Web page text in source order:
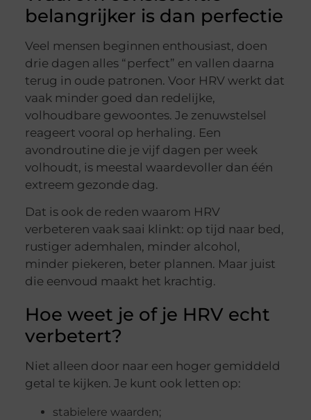
belangrijker is dan perfectie
Veel mensen beginnen enthousiast, doen
drie dagen alles “perfect” en vallen daarna
terug in oude patronen. Voor HRV werkt dat
vaak minder goed dan redelijke,
volhoudbare gewoontes. Je zenuwstelsel
reageert vooral op herhaling. Een
avondroutine die je vijf dagen per week
volhoudt, is meestal waardevoller dan één
extreem gezonde dag.
Dat is ook de reden waarom HRV
verbeteren vaak saai klinkt: op tijd naar bed,
rustiger ademhalen, minder alcohol,
minder piekeren, beter plannen. Maar juist
die eenvoud maakt het krachtig.
Hoe weet je of je HRV echt
verbetert?
Niet alleen door naar een hoger gemiddeld
getal te kijken. Je kunt ook letten op:
stabielere waarden;